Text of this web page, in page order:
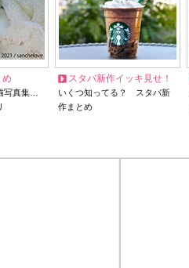
め
写真集…
スタバ新作イッキ見せ！
いくつ知ってる？ スタバ新
作まとめ